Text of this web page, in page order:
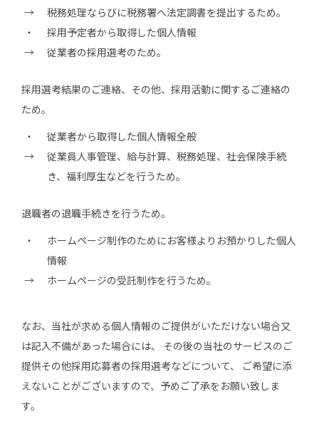
税務処理ならびに税務署へ法定調書を提出するため。
採用予定者から取得した個人情報
従業者の採用選考のため。
採用選考結果のご連絡、その他、採用活動に関するご連絡の
ため。
従業者から取得した個人情報全般
従業員人事管理、給与計算、税務処理、社会保険手続
き、福利厚生などを行うため。
退職者の退職手続きを行うため。
ホームページ制作のためにお客様よりお預かりした個人
情報
ホームページの受託制作を行うため。
なお、当社が求める個人情報のご提供がいただけない場合又
は記入不備があった場合には、 その後の当社のサービスのご
提供その他採用応募者の採用選考などについて、 ご希望に添
えないことがございますので、予めご了承をお願い致しま
す。